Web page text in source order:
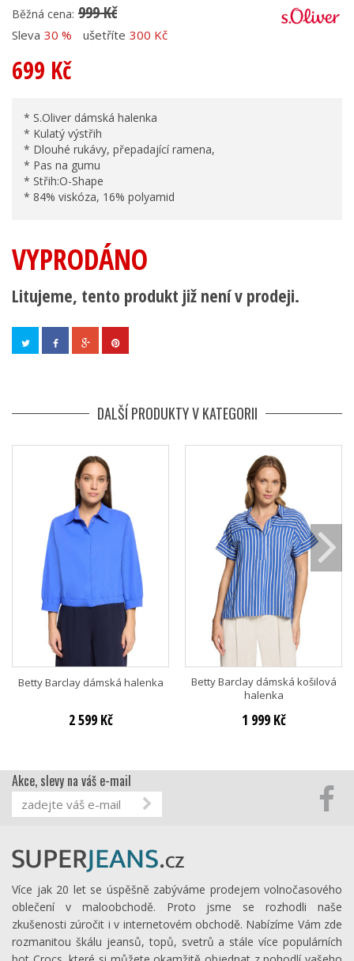
Běžná cena: 999 Kč
Sleva 30 % ušetříte 300 Kč
699 Kč
* S.Oliver dámská halenka
* Kulatý výstřih
* Dlouhé rukávy, přepadající ramena,
* Pas na gumu
* Střih:O-Shape
* 84% viskóza, 16% polyamid
VYPRODÁNO
Litujeme, tento produkt již není v prodeji.
DALŠÍ PRODUKTY V KATEGORII
Betty Barclay dámská halenka
2 599 Kč
Betty Barclay dámská košilová
halenka
1 999 Kč
Akce, slevy na váš e-mail
Více jak 20 let se úspěšně zabýváme prodejem volnočasového
oblečení v maloobchodě. Proto jsme se rozhodli naše
zkušenosti zúročit i v internetovém obchodě. Nabízíme Vám zde
rozmanitou škálu jeansů, topů, svetrů a stále více populárních